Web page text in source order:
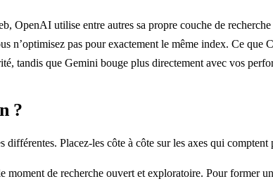
OpenAI utilise entre autres sa propre couche de
n’optimisez pas pour exactement le même index. Ce que
tandis que Gemini bouge plus directement avec vos
?
Placez-les côte à côte sur les axes qui
moment de recherche ouvert et exploratoire. Pour former